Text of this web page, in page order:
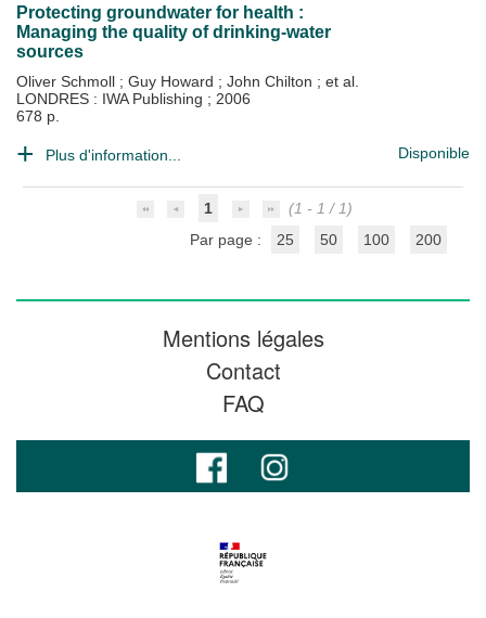
Protecting groundwater for health :
Managing the quality of drinking-water
sources
Oliver Schmoll ; Guy Howard ; John Chilton ; et al.
LONDRES : IWA Publishing ; 2006
678 p.
Plus d'information... Disponible
1
(1 - 1 / 1)
Par page :
25 50 100 200
Mentions légales
Contact
FAQ